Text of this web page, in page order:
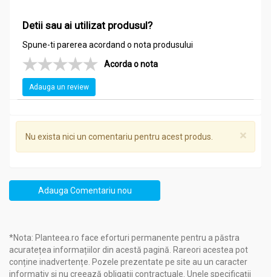
Detii sau ai utilizat produsul?
Spune-ti parerea acordand o nota produsului
Acorda o nota
Adauga un review
×
Nu exista nici un comentariu pentru acest produs.
Adauga Comentariu nou
*Nota: Planteea.ro face eforturi permanente pentru a păstra
acuratețea informațiilor din acestă pagină. Rareori acestea pot
conține inadvertențe. Pozele prezentate pe site au un caracter
informativ și nu creează obligații contractuale. Unele specificații